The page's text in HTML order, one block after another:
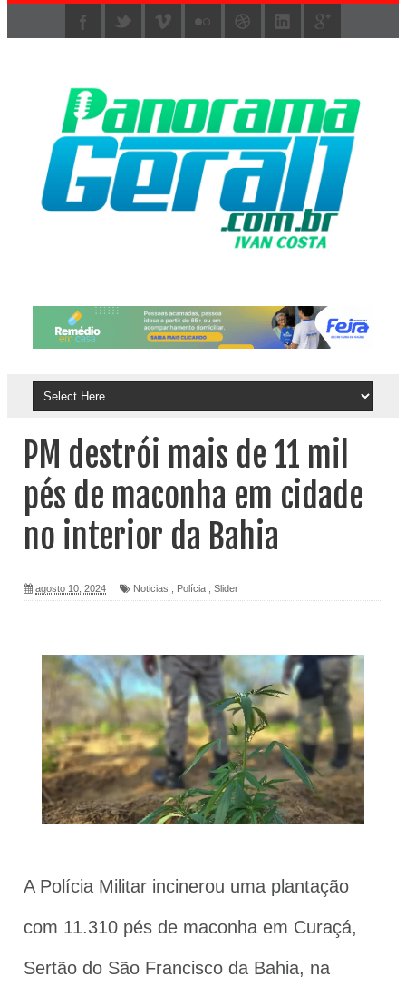
PM destrói mais de 11 mil
pés de maconha em cidade
no interior da Bahia
agosto 10, 2024 Noticias Polícia Slider
A Polícia Militar incinerou uma plantação
com 11.310 pés de maconha em Curaçá,
Sertão do São Francisco da Bahia, na